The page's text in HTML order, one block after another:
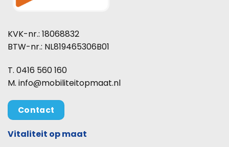
KVK-nr.: 18068832
BTW-nr.: NL819465306B01
T. 0416 560 160
M. info@mobiliteitopmaat.nl
Contact
Vitaliteit op maat